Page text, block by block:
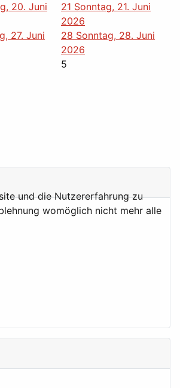
20. Juni
21 Sonntag, 21. Juni
2026
27. Juni
28 Sonntag, 28. Juni
2026
5
und die Nutzererfahrung zu
womöglich nicht mehr alle